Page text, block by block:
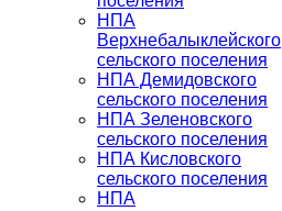
НПА
Верхнебалыклейского
сельского поселения
НПА Демидовского
сельского поселения
НПА Зеленовского
сельского поселения
НПА Кисловского
сельского поселения
НПА